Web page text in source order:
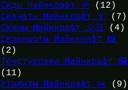
Сиды Майнкрафт 🌱
(12)
Скачать Майнкрафт 🔽
(7)
Скины Майнкрафт 🤹🏻
(4)
Скриншоты Майнкрафт 📸
(2)
Текстурпаки Майнкрафт 🖼️
(11)
Утилиты Майнкрафт ✂️ (9)